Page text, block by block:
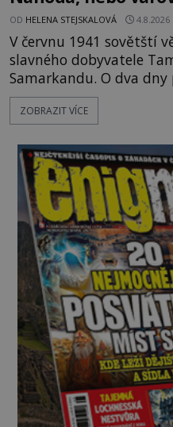
OD HELENA STEJSKALOVÁ 4.8.2026
V červnu 1941 sovětští
slavného dobyvatele
Samarkandu. O dva
Německo zahajuje
Sovětský svaz. Shoda
na legendě něco
souhru okolností? Když antropolog Michail
Gerasimov (1907-1970) a
ZOBRAZIT VÍCE